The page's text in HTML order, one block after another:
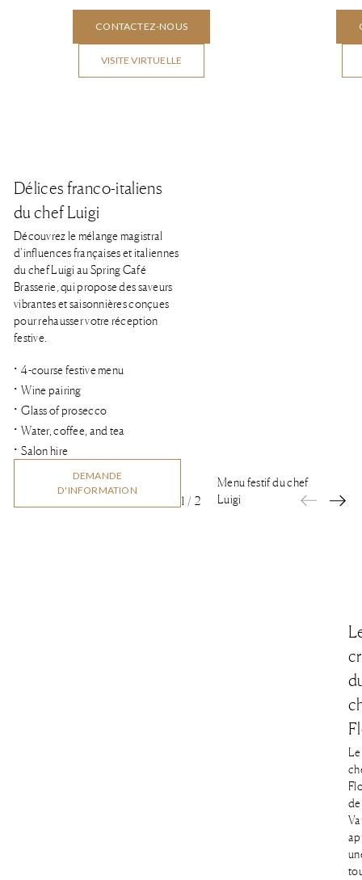
CONTACTEZ-NOUS
VISITE VIRTUELLE
Délices franco-italiens
du chef Luigi
Découvrez le mélange magistral
d’influences françaises et italiennes
du chef Luigi au Spring Café
Brasserie, qui propose des saveurs
vibrantes et saisonnières conçues
pour rehausser votre réception
festive.
4-course festive menu
Wine pairing
Glass of prosecco
Water, coffee, and tea
Salon hire
DEMANDE
D'INFORMATION
Menu festif du chef
Luigi
1 / 2
Le
de